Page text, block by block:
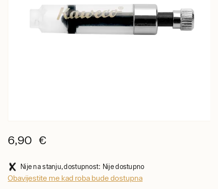
6,90 €
Nije na stanju, dostupnost: Nije dostupno
Obavijestite me kad roba bude dostupna